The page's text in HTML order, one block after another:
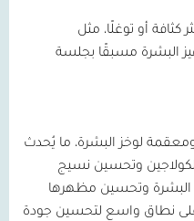
كثافة أو توغلًا، مثل
البشرة مسبقًا بجلسة
لوخز البشرة، ما يُحدث
وتحسين نسيج
البشرة وتحسين مظهرها
على نطاق واسع لتحسين جودة